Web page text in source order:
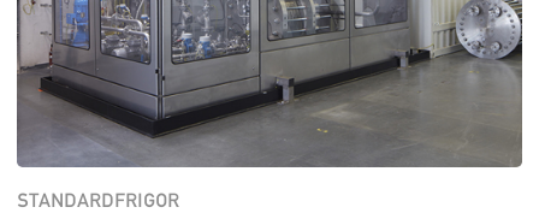
STANDARDFRIGOR